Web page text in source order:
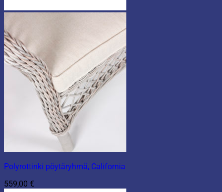
Polyrottinki pöytäryhmä, California
559,00 €